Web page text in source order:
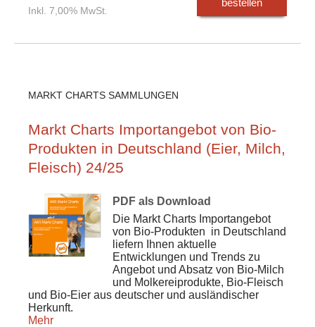
Inkl. 7,00% MwSt.
bestellen
MARKT CHARTS SAMMLUNGEN
Markt Charts Importangebot von Bio-
Produkten in Deutschland (Eier, Milch,
Fleisch) 24/25
PDF als Download
Die Markt Charts Importangebot
von Bio-Produkten in Deutschland
liefern Ihnen aktuelle
Entwicklungen und Trends zu
Angebot und Absatz von Bio-Milch
und Molkereiprodukte, Bio-Fleisch
und Bio-Eier aus deutscher und ausländischer
Herkunft.
Mehr